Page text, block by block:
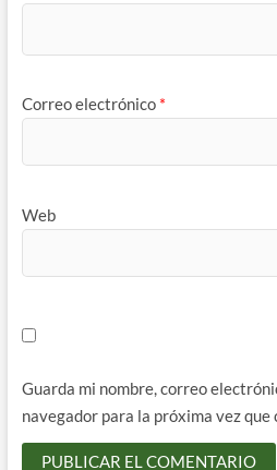
Correo electrónico *
Web
Guarda mi nombre, correo
navegador para la próxima vez que